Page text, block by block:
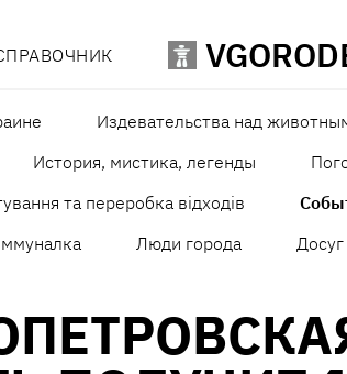
Издевательства над
История, мистика, легенды
та переробка відходів
Люди города